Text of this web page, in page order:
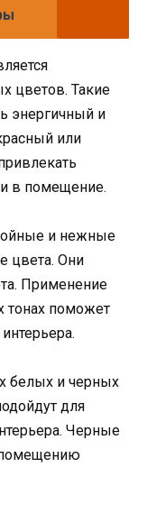
цветов. Такие
энергичный и
или
в помещение.
и нежные
цвета. Они
Применение
тонах поможет
белых и черных
для
Черные
помещению